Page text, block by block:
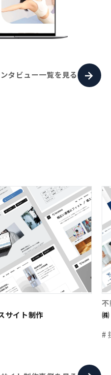
タビュー一覧を見る
サイト制作
#